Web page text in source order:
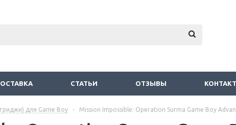
СТАТЬИ ОТЗЫВЫ
для Game Boy - Mission Impossible: Operation Surma Game Boy